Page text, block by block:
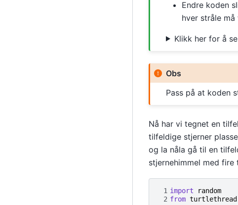
Endre koden
hver stråle
Klikk her for å
Obs
Pass på at koden
Nå har vi tegnet en
tilfeldige stjerner
og la nåla gå til en
stjernehimmel med
1 import
random
2 from turtlethread